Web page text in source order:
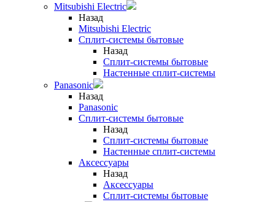
Mitsubishi Electric
Назад
Mitsubishi Electric
Сплит-системы бытовые
Назад
Сплит-системы бытовые
Настенные сплит-системы
Panasonic
Назад
Panasonic
Сплит-системы бытовые
Назад
Сплит-системы бытовые
Настенные сплит-системы
Аксессуары
Назад
Аксессуары
Сплит-системы бытовые